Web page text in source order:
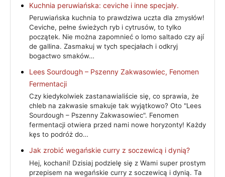
Kuchnia peruwiańska: ceviche i inne specjały.
Peruwiańska kuchnia to prawdziwa uczta dla zmysłów!
Ceviche, pełne świeżych ryb i cytrusów, to tylko
początek. Nie można zapomnieć o lomo saltado czy ají
de gallina. Zasmakuj w tych specjałach i odkryj
bogactwo smaków…
Lees Sourdough – Pszenny Zakwasowiec, Fenomen
Fermentacji
Czy kiedykolwiek zastanawialiście się, co sprawia, że
chleb na zakwasie smakuje tak wyjątkowo? Oto "Lees
Sourdough – Pszenny Zakwasowiec". Fenomen
fermentacji otwiera przed nami nowe horyzonty! Każdy
kęs to podróż do…
Jak zrobić wegańskie curry z soczewicą i dynią?
Hej, kochani! Dzisiaj podzielę się z Wami super prostym
przepisem na wegańskie curry z soczewicą i dynią. Ta